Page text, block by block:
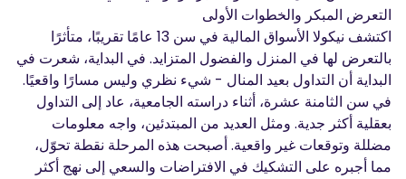
التعرض المبكر والخطوات الأولى
اكتشف نيكولا الأسواق المالية في سن 13 عامًا تقريبًا، متأثرًا
بالتعرض لها في المنزل والفضول المتزايد. في البداية، شعرت في
البداية أن التداول بعيد المنال - شيء نظري وليس مسارًا واقعيًا.
في سن الثامنة عشرة، أثناء دراسته الجامعية، عاد إلى التداول
بعقلية أكثر جدية. ومثل العديد من المبتدئين، واجه معلومات
مضللة وتوقعات غير واقعية. أصبحت هذه المرحلة نقطة تحوّل،
مما أجبره على التشكيك في الافتراضات والسعي إلى نهج أكثر